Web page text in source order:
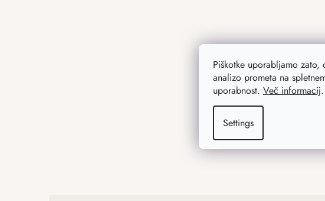
Piškotke uporabljamo
analizo prometa na
uporabnost. Več informacij.
Settings